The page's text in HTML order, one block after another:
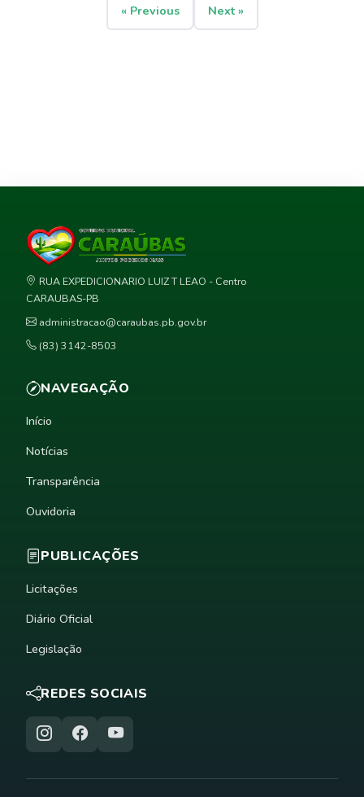
« Previous Next »
RUA EXPEDICIONARIO LUIZ T LEAO - Centro
CARAUBAS-PB
administracao@caraubas.pb.gov.br
(83) 3142-8503
NAVEGAÇÃO
Início
Notícias
Transparência
Ouvidoria
PUBLICAÇÕES
Licitações
Diário Oficial
Legislação
REDES SOCIAIS